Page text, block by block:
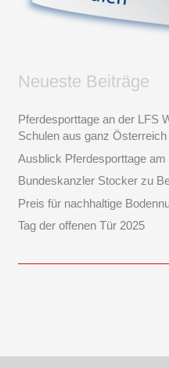
Neueste Beiträge
Pferdesporttage an der LFS
Schulen aus ganz
Ausblick Pferdesporttage am
Bundeskanzler Stocker zu
Preis für nachhaltige
Tag der offenen Tür 2025